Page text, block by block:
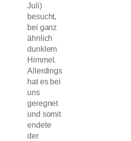
Juli)
besucht,
bei ganz
ähnlich
dunklem
Himmel.
Allerdings
hat es bei
uns
geregnet
und somit
endete
der